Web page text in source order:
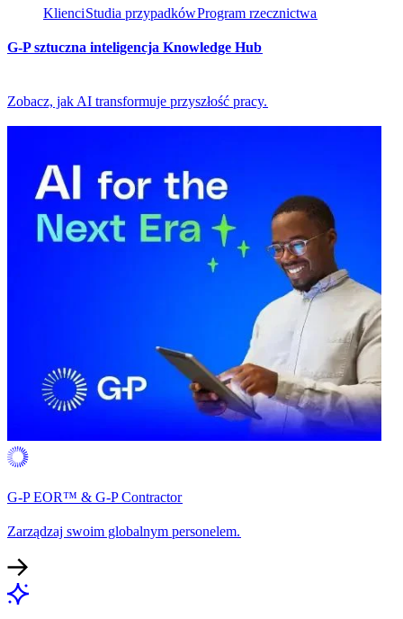
Klienci​​Studia przypadków​​Program rzecznictwa​​
G-P sztuczna inteligencja Knowledge Hub​​
Zobacz, jak AI transformuje przyszłość pracy.​​
G-P EOR™ & G-P Contractor​​
Zarządzaj swoim globalnym personelem.​​